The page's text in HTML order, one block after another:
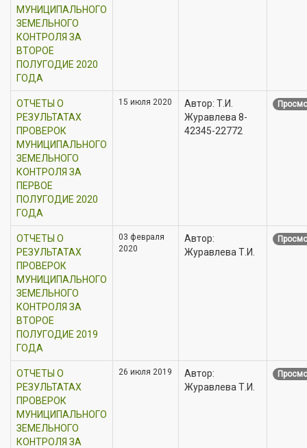
МУНИЦИПАЛЬНОГО
ЗЕМЕЛЬНОГО
КОНТРОЛЯ ЗА
ВТОРОЕ
ПОЛУГОДИЕ 2020
ГОДА
ОТЧЕТЫ О
РЕЗУЛЬТАТАХ
ПРОВЕРОК
МУНИЦИПАЛЬНОГО
ЗЕМЕЛЬНОГО
КОНТРОЛЯ ЗА
ПЕРВОЕ
ПОЛУГОДИЕ 2020
ГОДА
15 июля 2020
Автор: Т.И.
Журавлева 8-
42345-22772
ОТЧЕТЫ О
РЕЗУЛЬТАТАХ
ПРОВЕРОК
МУНИЦИПАЛЬНОГО
ЗЕМЕЛЬНОГО
КОНТРОЛЯ ЗА
ВТОРОЕ
ПОЛУГОДИЕ 2019
ГОДА
03 февраля
2020
Автор:
Журавлева Т.И.
ОТЧЕТЫ О
РЕЗУЛЬТАТАХ
ПРОВЕРОК
МУНИЦИПАЛЬНОГО
ЗЕМЕЛЬНОГО
КОНТРОЛЯ ЗА
26 июля 2019
Автор:
Журавлева Т.И.